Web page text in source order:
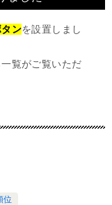
タンを設置しまし
覧がご覧いただ
位